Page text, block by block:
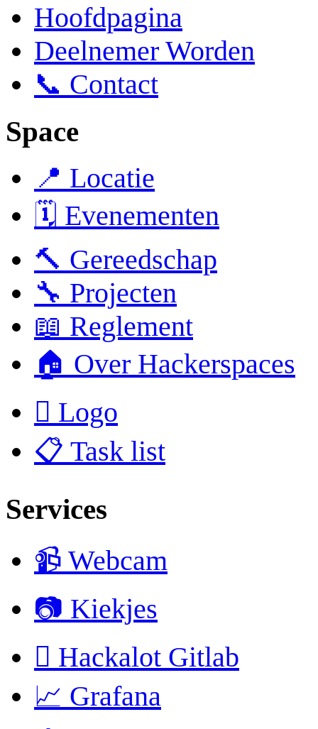
Hoofdpagina
Deelnemer Worden
📞 Contact
Space
📍 Locatie
🗓️ Evenementen
🔨 Gereedschap
🔧 Projecten
📖 Reglement
🏠 Over Hackerspaces
 Logo
📋 Task list
Services
📹 Webcam
📷 Kiekjes
 Hackalot Gitlab
📈 Grafana